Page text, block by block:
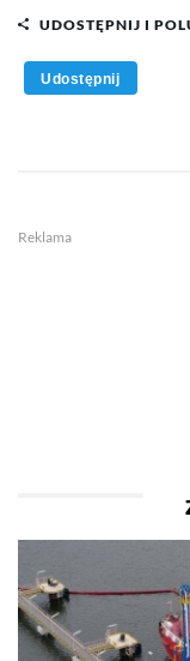
UDOSTĘPNIJ I
Udostępnij
Reklama